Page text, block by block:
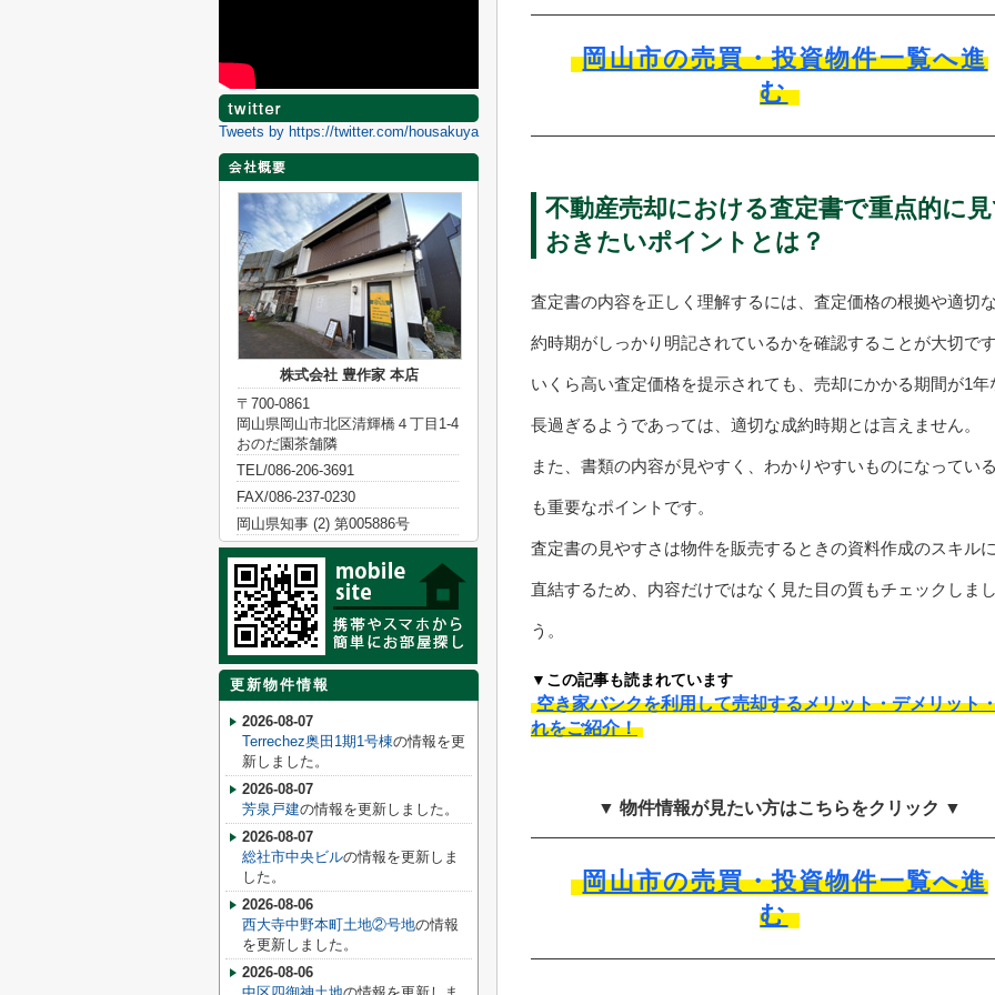
岡山市の売買・投資物件一覧へ進
む
不動産売却における査定書で重点的に
おきたいポイントとは？
査定書の内容を正しく理解するには、査定価格の根拠や適切
約時期がしっかり明記されているかを確認することが大切です
いくら高い査定価格を提示されても、売却にかかる期間が1年
長過ぎるようであっては、適切な成約時期とは言えません。
また、書類の内容が見やすく、わかりやすいものになってい
も重要なポイントです。
査定書の見やすさは物件を販売するときの資料作成のスキル
直結するため、内容だけではなく見た目の質もチェックしま
う。
▼この記事も読まれています
空き家バンクを利用して売却するメリット・デメリット
れをご紹介！
▼ 物件情報が見たい方はこちらをクリック ▼
岡山市の売買・投資物件一覧へ進
む
Tweets by https://twitter.com/housakuya
株式会社 豊作家 本店
〒700-0861
岡山県岡山市北区清輝橋４丁目1-4
おのだ園茶舗隣
TEL/086-206-3691
FAX/086-237-0230
岡山県知事 (2) 第005886号
更新物件情報
2026-08-07
Terrechez奥田1期1号棟の情報を更
新しました。
2026-08-07
芳泉戸建の情報を更新しました。
2026-08-07
総社市中央ビルの情報を更新しま
した。
2026-08-06
西大寺中野本町土地②号地の情報
を更新しました。
2026-08-06